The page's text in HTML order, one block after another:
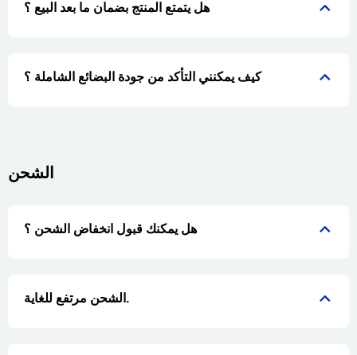
هل يتمتع المنتج بضمان ما بعد البيع ؟
كيف يمكنني التأكد من جودة البضائع الشاملة ؟
الشحن
هل يمكنك قبول انخفاض الشحن ؟
الشحن مرتفع للغاية.